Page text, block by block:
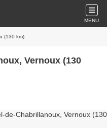
MENU
(130 km)
Vernoux (130